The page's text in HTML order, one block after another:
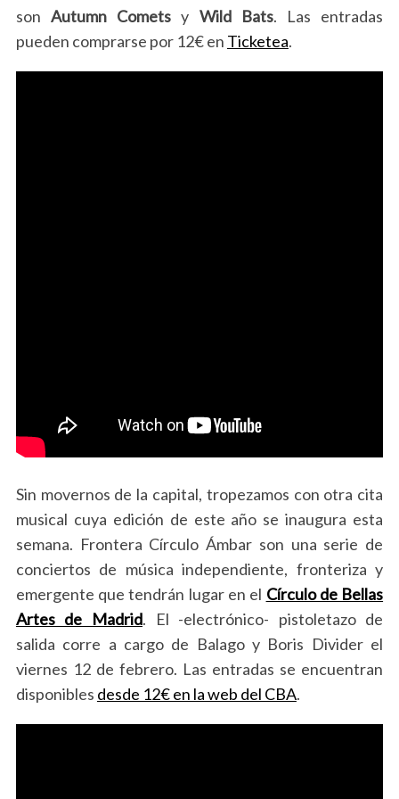
sonAutumn Cometsy Wild Bats. Las entradas
pueden comprarse por 12€ en Ticketea.
Sin movernos de la capital, tropezamos con otra cita
musical cuya edición de este año se inaugura esta
semana. Frontera Círculo Ámbar son una serie de
conciertos de música independiente, fronteriza y
emergente que tendrán lugar en el Círculo de Bellas
Artes de Madrid. El -electrónico- pistoletazo de
salida corre a cargo de Balago y Boris Divider el
viernes 12 de febrero. Las entradas se encuentran
disponibles desde 12€ en la web del CBA.